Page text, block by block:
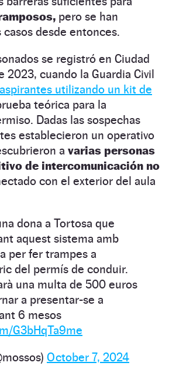
pero se han
desde entonces.
se registró en Ciudad
2023, cuando la Guardia Civil
utilizando un kit de
teórica para la
Dadas las sospechas
establecieron un operativo
a varias personas
de intercomunicación no
con el exterior del aula
dona a Tortosa que
aquest sistema amb
per fer trampes a
del permís de conduir.
una multa de 500 euros
a presentar-se a
6 mesos
G3bHqTa9me
October 7, 2024